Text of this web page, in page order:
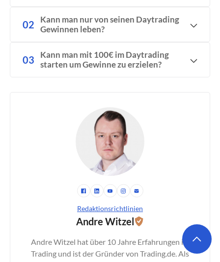
Kann man nur von seinen Daytrading
Gewinnen leben?
Kann man mit 100€ im Daytrading
starten um Gewinne zu erzielen?
Redaktionsrichtlinien
Andre Witzel
Andre Witzel hat über 10 Jahre Erfahrungen im
Trading und ist der Gründer von Trading.de. Als